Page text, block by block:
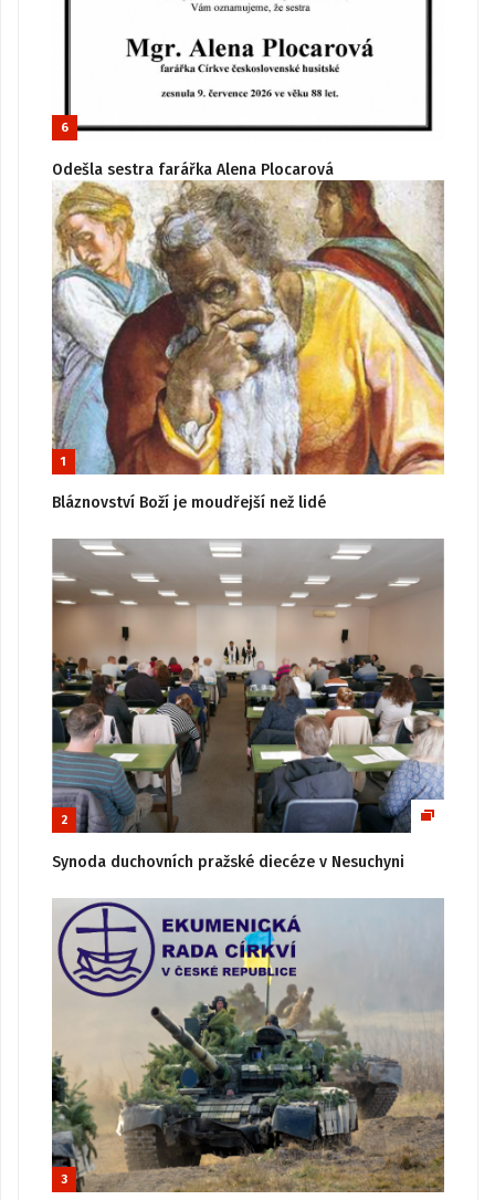
6
Odešla sestra farářka Alena Plocarová
1
Bláznovství Boží je moudřejší než lidé
2
Synoda duchovních pražské diecéze v Nesuchyni
3